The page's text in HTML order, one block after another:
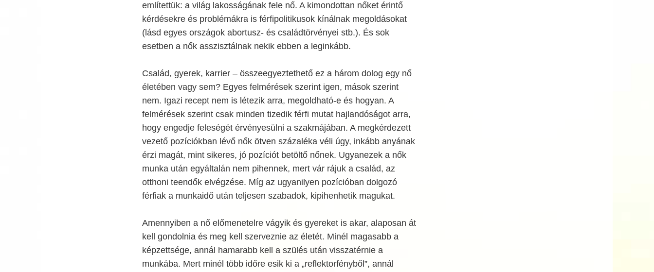
említettük: a világ lakosságának fele nő. A kimondottan nőket érintő
kérdésekre és problémákra is férfipolitikusok kínálnak megoldásokat
(lásd egyes országok abortusz- és családtörvényei stb.). És sok
esetben a nők asszisztálnak nekik ebben a leginkább.
Család, gyerek, karrier – összeegyeztethető ez a három dolog egy nő
életében vagy sem? Egyes felmérések szerint igen, mások szerint
nem. Igazi recept nem is létezik arra, megoldható-e és hogyan. A
felmérések szerint csak minden tizedik férfi mutat hajlandóságot arra,
hogy engedje feleségét érvényesülni a szakmájában. A megkérdezett
vezető pozíciókban lévő nők ötven százaléka véli úgy, inkább anyának
érzi magát, mint sikeres, jó pozíciót betöltő nőnek. Ugyanezek a nők
munka után egyáltalán nem pihennek, mert vár rájuk a család, az
otthoni teendők elvégzése. Míg az ugyanilyen pozícióban dolgozó
férfiak a munkaidő után teljesen szabadok, kipihenhetik magukat.
Amennyiben a nő előmenetelre vágyik és gyereket is akar, alaposan át
kell gondolnia és meg kell szerveznie az életét. Minél magasabb a
képzettsége, annál hamarabb kell a szülés után visszatérnie a
munkába. Mert minél több időre esik ki a „reflektorfényből”, annál